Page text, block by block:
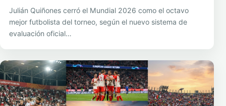
Julián Quiñones cerró el Mundial 2026 como el octavo
mejor futbolista del torneo, según el nuevo sistema de
evaluación oficial…